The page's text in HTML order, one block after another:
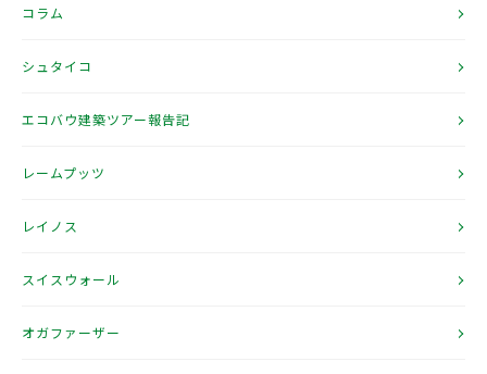
コラム
シュタイコ
エコバウ建築ツアー報告記
レームプッツ
レイノス
スイスウォール
オガファーザー